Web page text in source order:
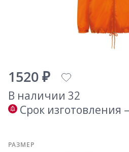
1520 ₽
В наличии 32
Срок изготовления
РАЗМЕР